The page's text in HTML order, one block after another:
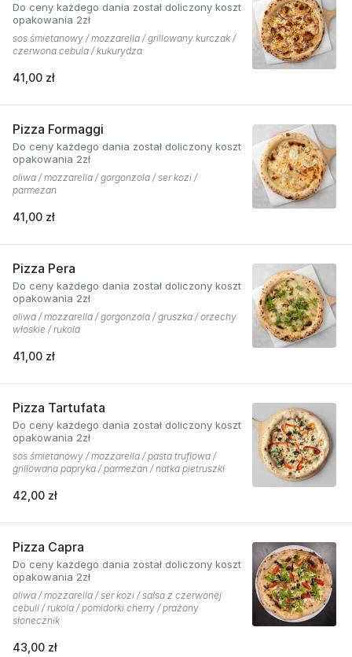
Do ceny każdego dania został doliczony koszt
opakowania 2zł
sos śmietanowy / mozzarella / grillowany kurczak /
czerwona cebula / kukurydza
41,00 zł
Pizza Formaggi
Do ceny każdego dania został doliczony koszt
opakowania 2zł
oliwa / mozzarella / gorgonzola / ser kozi /
parmezan
41,00 zł
Pizza Pera
Do ceny każdego dania został doliczony koszt
opakowania 2zł
oliwa / mozzarella / gorgonzola / gruszka / orzechy
włoskie / rukola
41,00 zł
Pizza Tartufata
Do ceny każdego dania został doliczony koszt
opakowania 2zł
sos śmietanowy / mozzarella / pasta truflowa /
grillowana papryka / parmezan / natka pietruszki
42,00 zł
Pizza Capra
Do ceny każdego dania został doliczony koszt
opakowania 2zł
oliwa / mozzarella / ser kozi / salsa z czerwonej
cebuli / rukola / pomidorki cherry / prażony
słonecznik
43,00 zł